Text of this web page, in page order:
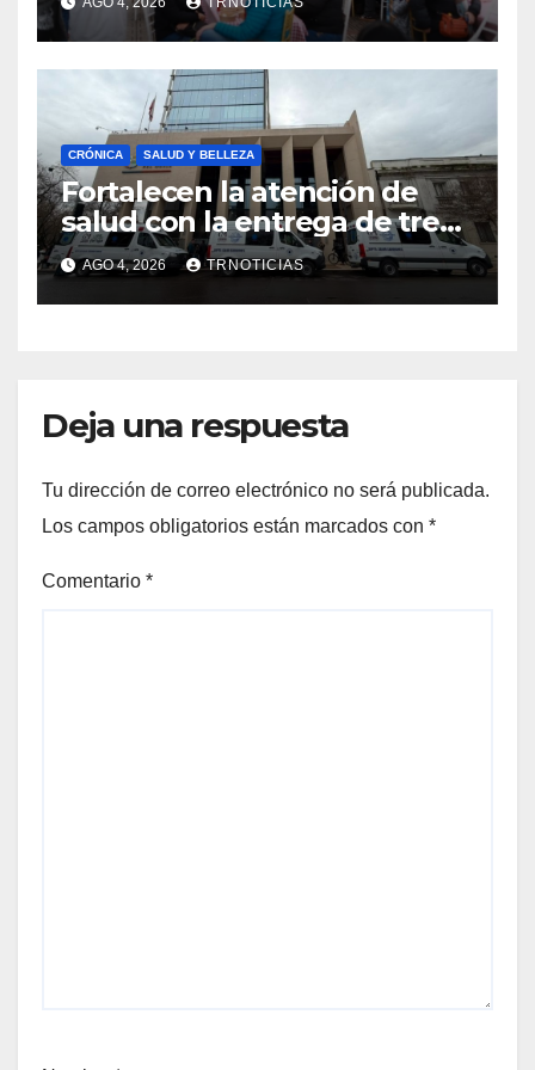
impacto en la hotelería y el
emprendimiento
CRÓNICA SALUD Y BELLEZA
Fortalecen la atención de
salud con la entrega de tres
nuevas ambulancias para
Cauquenes y Sagrada Familia
AGO 4, 2026 TRNOTICIAS
Deja una respuesta
Tu dirección de correo electrónico no será publicada.
Los campos obligatorios están marcados con *
Comentario *